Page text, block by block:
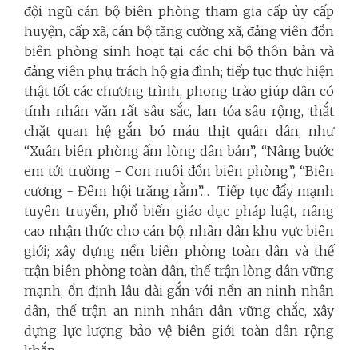
đội ngũ cán bộ biên phòng tham gia cấp ủy cấp
huyện, cấp xã, cán bộ tăng cường xã, đảng viên đồn
biên phòng sinh hoạt tại các chi bộ thôn bản và
đảng viên phụ trách hộ gia đình; tiếp tục thực hiện
thật tốt các chương trình, phong trào giúp dân có
tính nhân văn rất sâu sắc, lan tỏa sâu rộng, thắt
chặt quan hệ gắn bó máu thịt quân dân, như
“Xuân biên phòng ấm lòng dân bản”, “Nâng bước
em tới trường - Con nuôi đồn biên phòng”, “Biên
cương - Đêm hội trăng rằm”…Tiếp tục đẩy mạnh
tuyên truyền, phổ biến giáo dục pháp luật, nâng
cao nhận thức cho cán bộ, nhân dân khu vực biên
giới; xây dựng nền biên phòng toàn dân và thế
trận biên phòng toàn dân, thế trận lòng dân vững
mạnh, ổn định lâu dài gắn với nền an ninh nhân
dân, thế trận an ninh nhân dân vững chắc, xây
dựng lực lượng bảo vệ biên giới toàn dân rộng